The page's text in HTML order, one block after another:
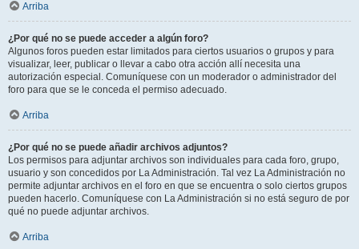
Arriba
¿Por qué no se puede acceder a algún foro?
Algunos foros pueden estar limitados para ciertos usuarios o grupos y para
visualizar, leer, publicar o llevar a cabo otra acción allí necesita una
autorización especial. Comuníquese con un moderador o administrador del
foro para que se le conceda el permiso adecuado.
Arriba
¿Por qué no se puede añadir archivos adjuntos?
Los permisos para adjuntar archivos son individuales para cada foro, grupo,
usuario y son concedidos por La Administración. Tal vez La Administración no
permite adjuntar archivos en el foro en que se encuentra o solo ciertos grupos
pueden hacerlo. Comuníquese con La Administración si no está seguro de por
qué no puede adjuntar archivos.
Arriba